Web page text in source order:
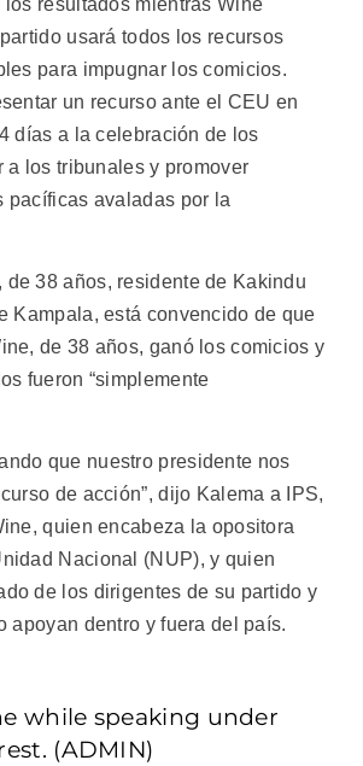
usará todos los recursos
para impugnar los comicios.
un recurso ante el CEU en
días a la celebración de los
a los tribunales y promover
pacíficas avaladas por la
de 38 años, residente de Kakindu
Kampala, está convencido de que
de 38 años, ganó los comicios y
fueron “simplemente
que nuestro presidente nos
de acción”, dijo Kalema a IPS,
quien encabeza la opositora
Nacional (NUP), y quien
de los dirigentes de su partido y
apoyan dentro y fuera del país.
while speaking under
(ADMIN)